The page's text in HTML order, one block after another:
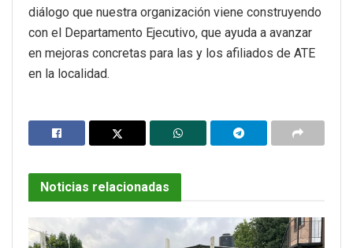
diálogo que nuestra organización viene construyendo
con el Departamento Ejecutivo, que ayuda a avanzar
en mejoras concretas para las y los afiliados de ATE
en la localidad.
Noticias relacionadas